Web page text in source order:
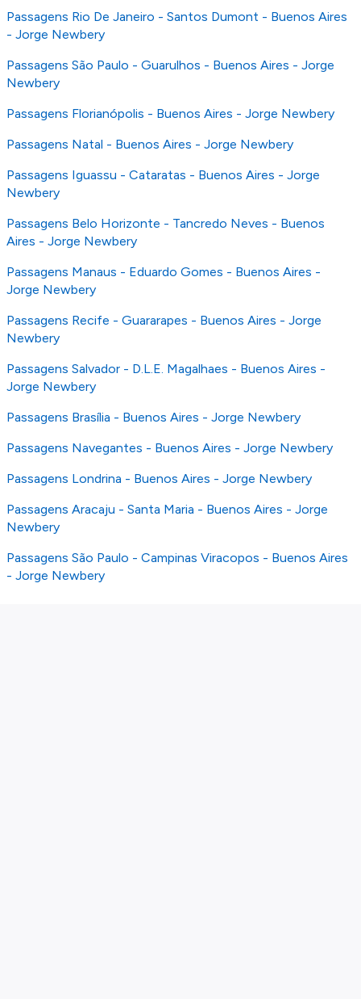
Passagens Rio De Janeiro - Santos Dumont - Buenos Aires
- Jorge Newbery
Passagens São Paulo - Guarulhos - Buenos Aires - Jorge
Newbery
Passagens Florianópolis - Buenos Aires - Jorge Newbery
Passagens Natal - Buenos Aires - Jorge Newbery
Passagens Iguassu - Cataratas - Buenos Aires - Jorge
Newbery
Passagens Belo Horizonte - Tancredo Neves - Buenos
Aires - Jorge Newbery
Passagens Manaus - Eduardo Gomes - Buenos Aires -
Jorge Newbery
Passagens Recife - Guararapes - Buenos Aires - Jorge
Newbery
Passagens Salvador - D.L.E. Magalhaes - Buenos Aires -
Jorge Newbery
Passagens Brasília - Buenos Aires - Jorge Newbery
Passagens Navegantes - Buenos Aires - Jorge Newbery
Passagens Londrina - Buenos Aires - Jorge Newbery
Passagens Aracaju - Santa Maria - Buenos Aires - Jorge
Newbery
Passagens São Paulo - Campinas Viracopos - Buenos Aires
- Jorge Newbery